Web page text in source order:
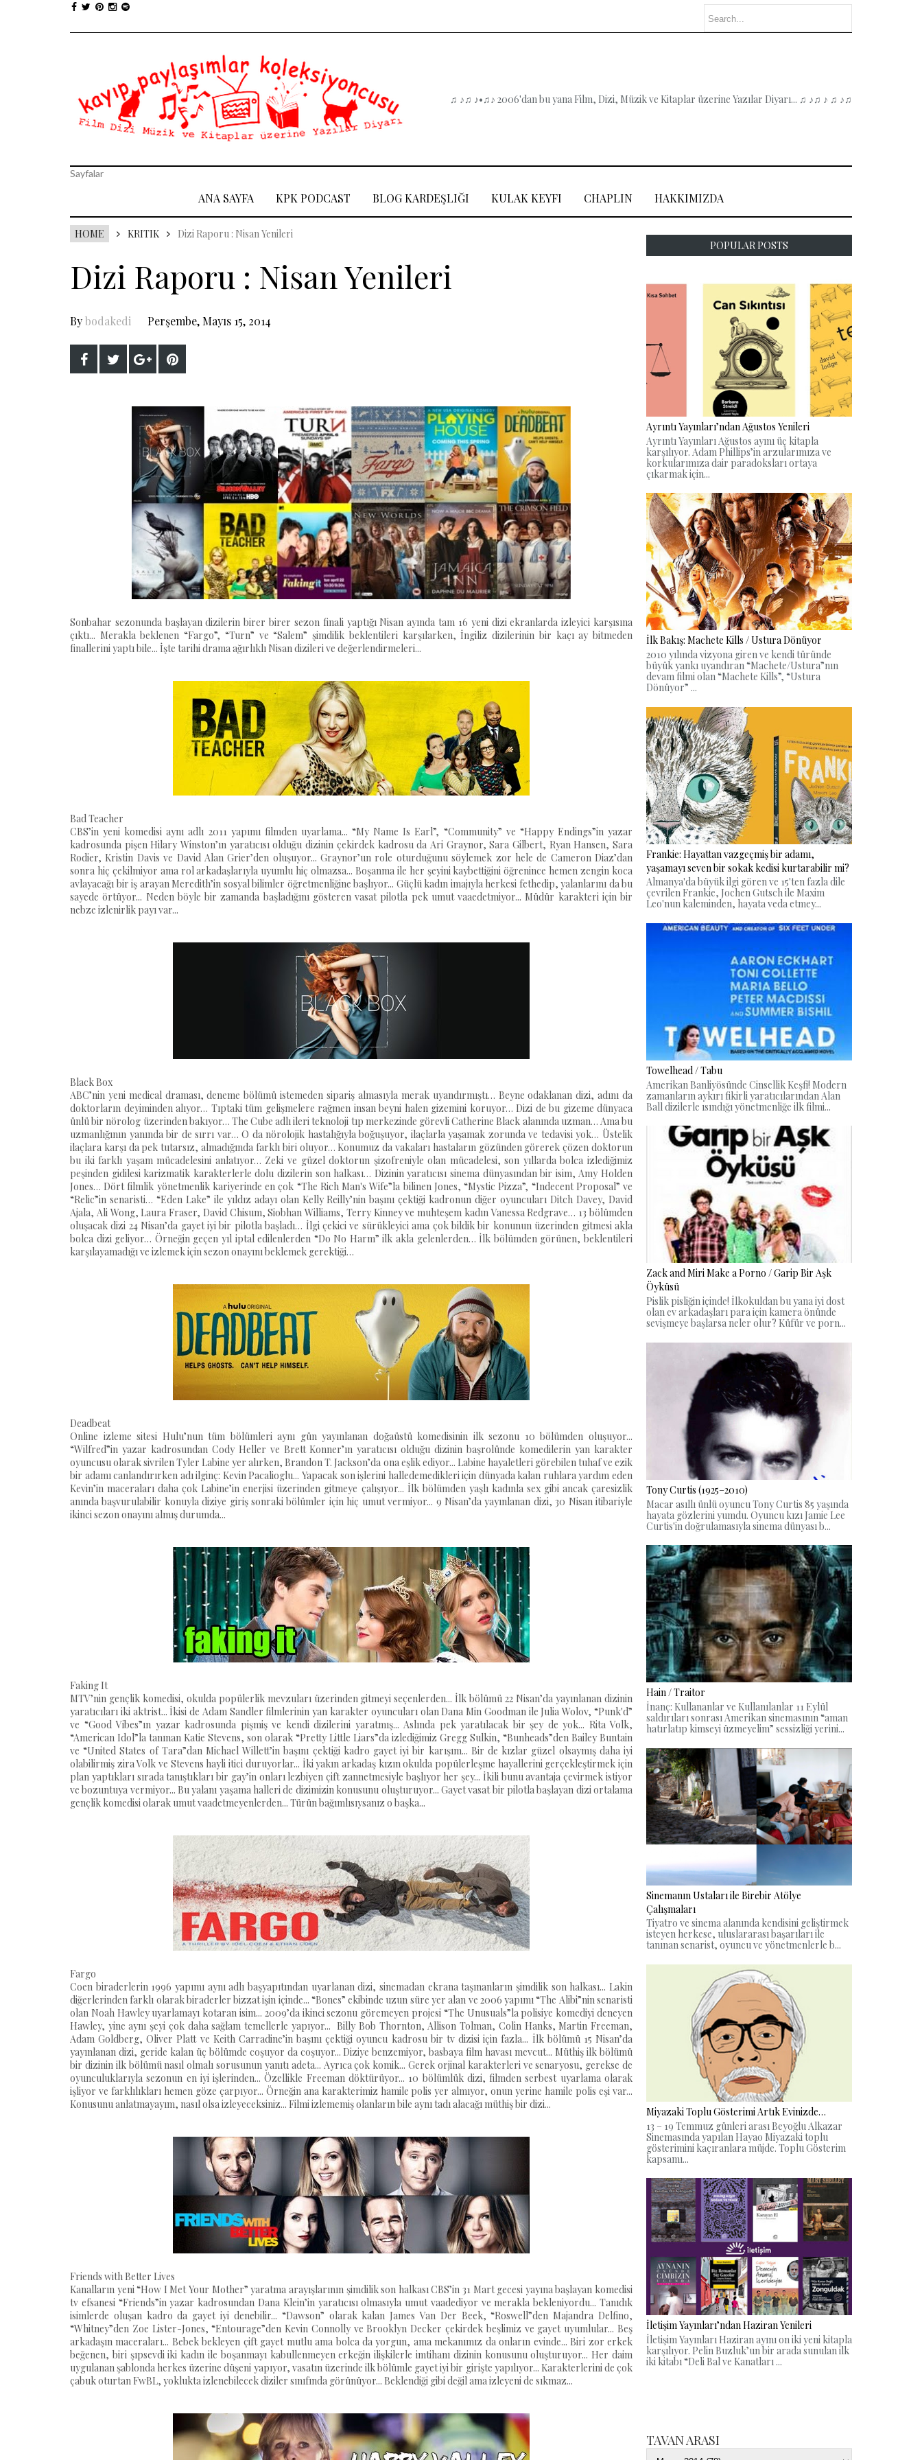
♫ ♪♫ ♪•♫♪ 2006'dan bu yana Film, Dizi, Müzik ve Kitaplar üzerine Yazılar Diyarı... ♫ ♪♫ ♪ ♫ ♪♫
Sayfalar
ANA SAYFA KPK PODCAST BLOG KARDEŞLIĞI KULAK KEYFI CHAPLIN HAKKIMIZDA
HOME KRITIK Dizi Raporu : Nisan Yenileri
Dizi Raporu : Nisan Yenileri
Bybodakedi Perşembe, Mayıs 15, 2014
Sonbahar sezonunda başlayan dizilerin birer birer sezon finali yaptığı Nisan ayında tam 16 yeni dizi ekranlarda izleyici karşısına
çıktı... Merakla beklenen “Fargo”, “Turn” ve “Salem” şimdilik beklentileri karşılarken, İngiliz dizilerinin bir kaçı ay bitmeden
finallerini yaptı bile... İşte tarihi drama ağırlıklı Nisan dizileri ve değerlendirmeleri...
Bad Teacher
CBS’in yeni komedisi aynı adlı 2011 yapımı filmden uyarlama... “My Name Is Earl”, “Community” ve “Happy Endings”in yazar
kadrosunda pişen Hilary Winston’ın yaratıcısı olduğu dizinin çekirdek kadrosu da Ari Graynor, Sara Gilbert, Ryan Hansen, Sara
Rodier, Kristin Davis ve David Alan Grier’den oluşuyor... Graynor’un role oturduğunu söylemek zor hele de Cameron Diaz’dan
sonra hiç çekilmiyor ama rol arkadaşlarıyla uyumlu hiç olmazsa... Boşanma ile her şeyini kaybettiğini öğrenince hemen zengin koca
avlayacağı bir iş arayan Meredith’in sosyal bilimler öğretmenliğine başlıyor... Güçlü kadın imajıyla herkesi fethedip, yalanlarını da bu
sayede örtüyor... Neden böyle bir zamanda başladığını gösteren vasat pilotla pek umut vaaedetmiyor... Müdür karakteri için bir
nebze izlenirlik payı var...
Black Box
ABC’nin yeni medical draması, deneme bölümü istemeden sipariş almasıyla merak uyandırmıştı… Beyne odaklanan dizi, adını da
doktorların deyiminden alıyor… Tıptaki tüm gelişmelere rağmen insan beyni halen gizemini koruyor… Dizi de bu gizeme dünyaca
ünlü bir nörolog üzerinden bakıyor… The Cube adlı ileri teknoloji tıp merkezinde görevli Catherine Black alanında uzman… Ama bu
uzmanlığının yanında bir de sırrı var… O da nörolojik hastalığıyla boğuşuyor, ilaçlarla yaşamak zorunda ve tedavisi yok… Üstelik
ilaçlara karşı da pek tutarsız, almadığında farklı biri oluyor… Konumuz da vakaları hastaların gözünden görerek çözen doktorun
bu iki farklı yaşam mücadelesini anlatıyor… Zeki ve güzel doktorun şizofreniyle olan mücadelesi, son yıllarda bolca izlediğimiz
peşinden gidilesi karizmatik karakterlerle dolu dizilerin son halkası… Dizinin yaratıcısı sinema dünyasından bir isim, Amy Holden
Jones… Dört filmlik yönetmenlik kariyerinde en çok “The Rich Man's Wife”la bilinen Jones, “Mystic Pizza”, “Indecent Proposal” ve
“Relic”in senaristi… “Eden Lake” ile yıldız adayı olan Kelly Reilly’nin başını çektiği kadronun diğer oyuncuları Ditch Davey, David
Ajala, Ali Wong, Laura Fraser, David Chisum, Siobhan Williams, Terry Kinney ve muhteşem kadın Vanessa Redgrave… 13 bölümden
oluşacak dizi 24 Nisan’da gayet iyi bir pilotla başladı… İlgi çekici ve sürükleyici ama çok bildik bir konunun üzerinden gitmesi akla
bolca dizi geliyor… Örneğin geçen yıl iptal edilenlerden “Do No Harm” ilk akla gelenlerden… İlk bölümden görünen, beklentileri
karşılayamadığı ve izlemek için sezon onayını beklemek gerektiği…
Deadbeat
Online izleme sitesi Hulu’nun tüm bölümleri aynı gün yayınlanan doğaüstü komedisinin ilk sezonu 10 bölümden oluşuyor...
“Wilfred”in yazar kadrosundan Cody Heller ve Brett Konner’ın yaratıcısı olduğu dizinin başrolünde komedilerin yan karakter
oyuncusu olarak sivrilen Tyler Labine yer alırken, Brandon T. Jackson’da ona eşlik ediyor... Labine hayaletleri görebilen tuhaf ve ezik
bir adamı canlandırırken adı ilginç: Kevin Pacalioglu... Yapacak son işlerini halledemedikleri için dünyada kalan ruhlara yardım eden
Kevin’in maceraları daha çok Labine’in enerjisi üzerinden gitmeye çalışıyor... İlk bölümden yaşlı kadınla sex gibi ancak çaresizlik
anında başvurulabilir konuyla diziye giriş sonraki bölümler için hiç umut vermiyor... 9 Nisan’da yayınlanan dizi, 30 Nisan itibariyle
ikinci sezon onayını almış durumda...
Faking It
MTV’nin gençlik komedisi, okulda popülerlik mevzuları üzerinden gitmeyi seçenlerden... İlk bölümü 22 Nisan’da yayınlanan dizinin
yaratıcıları iki aktrist... İkisi de Adam Sandler filmlerinin yan karakter oyuncuları olan Dana Min Goodman ile Julia Wolov, “Punk'd”
ve “Good Vibes”ın yazar kadrosunda pişmiş ve kendi dizilerini yaratmış... Aslında pek yaratılacak bir şey de yok... Rita Volk,
“American Idol”la tanınan Katie Stevens, son olarak “Pretty Little Liars”da izlediğimiz Gregg Sulkin, “Bunheads”den Bailey Buntain
ve “United States of Tara”dan Michael Willett’in başını çektiği kadro gayet iyi bir karışım... Bir de kızlar güzel olsaymış daha iyi
olabilirmiş zira Volk ve Stevens hayli itici duruyorlar... İki yakın arkadaş kızın okulda popülerleşme hayallerini gerçekleştirmek için
plan yaptıkları sırada tanıştıkları bir gay’in onları lezbiyen çift zannetmesiyle başlıyor her şey... İkili bunu avantaja çevirmek istiyor
ve bozuntuya vermiyor... Bu yalanı yaşama halleri de dizimizin konusunu oluşturuyor... Gayet vasat bir pilotla başlayan dizi ortalama
gençlik komedisi olarak umut vaadetmeyenlerden... Türün bağımlısıysanız o başka...
Fargo
Coen biraderlerin 1996 yapımı aynı adlı başyapıtından uyarlanan dizi, sinemadan ekrana taşınanların şimdilik son halkası... Lakin
diğerlerinden farklı olarak biraderler bizzat işin içinde... “Bones” ekibinde uzun süre yer alan ve 2006 yapımı “The Alibi”nin senaristi
olan Noah Hawley uyarlamayı kotaran isim... 2009’da ikinci sezonu göremeyen projesi “The Unusuals”la polisiye komediyi deneyen
Hawley, yine aynı şeyi çok daha sağlam temellerle yapıyor... Billy Bob Thornton, Allison Tolman, Colin Hanks, Martin Freeman,
Adam Goldberg, Oliver Platt ve Keith Carradine’in başını çektiği oyuncu kadrosu bir tv dizisi için fazla... İlk bölümü 15 Nisan’da
yayınlanan dizi, geride kalan üç bölümde coşuyor da coşuyor... Diziye benzemiyor, basbaya film havası mevcut... Müthiş ilk bölümü
bir dizinin ilk bölümü nasıl olmalı sorusunun yanıtı adeta... Ayrıca çok komik... Gerek orjinal karakterleri ve senaryosu, gerekse de
oyunculuklarıyla sezonun en iyi işlerinden... Özellikle Freeman döktürüyor... 10 bölümlük dizi, filmden serbest uyarlama olarak
işliyor ve farklılıkları hemen göze çarpıyor... Örneğin ana karakterimiz hamile polis yer almıyor, onun yerine hamile polis eşi var...
Konusunu anlatmayayım, nasıl olsa izleyeceksiniz... Filmi izlememiş olanların bile aynı tadı alacağı müthiş bir dizi...
Friends with Better Lives
Kanalların yeni “How I Met Your Mother” yaratma arayışlarının şimdilik son halkası CBS’in 31 Mart gecesi yayına başlayan komedisi
tv efsanesi “Friends”in yazar kadrosundan Dana Klein’in yaratıcısı olmasıyla umut vaadediyor ve merakla bekleniyordu... Tanıdık
isimlerde oluşan kadro da gayet iyi denebilir... “Dawson” olarak kalan James Van Der Beek, “Roswell”den Majandra Delfino,
“Whitney”den Zoe Lister-Jones, “Entourage”den Kevin Connolly ve Brooklyn Decker çekirdek beşlimiz ve gayet uyumlular... Beş
arkadaşın maceraları... Bebek bekleyen çift gayet mutlu ama bolca da yorgun, ama mekanımız da onların evinde... Biri zor erkek
beğenen, biri şıpsevdi iki kadın ile boşanmayı kabullenmeyen erkeğin ilişkilerle imtihanı dizinin konusunu oluşturuyor... Her daim
uygulanan şablonda herkes üzerine düşeni yapıyor, vasatın üzerinde ilk bölümle gayet iyi bir girişte yapılıyor... Karakterlerini de çok
çabuk oturtan FwBL, yoklukta izlenebilecek diziler sınıfında görünüyor... Beklendiği gibi değil ama izleyeni de sıkmaz...
POPULAR POSTS
Ayrıntı Yayınları’ndan Ağustos Yenileri
Ayrıntı Yayınları Ağustos ayını üç kitapla
karşılıyor. Adam Phillips’in arzularımıza ve
korkularımıza dair paradoksları ortaya
çıkarmak için...
İlk Bakış: Machete Kills / Ustura Dönüyor
2010 yılında vizyona giren ve kendi türünde
büyük yankı uyandıran “Machete/Ustura”nın
devam filmi olan “Machete Kills”, “Ustura
Dönüyor” ...
Frankie: Hayattan vazgeçmiş bir adamı,
yaşamayı seven bir sokak kedisi kurtarabilir mi?
Almanya'da büyük ilgi gören ve 15'ten fazla dile
çevrilen Frankie, Jochen Gutsch ile Maxim
Leo'nun kaleminden, hayata veda etmey...
Towelhead / Tabu
Amerikan Banliyösünde Cinsellik Keşfi! Modern
zamanların aykırı fikirli yaratıcılarından Alan
Ball dizilerle ısındığı yönetmenliğe ilk filmi...
Zack and Miri Make a Porno / Garip Bir Aşk
Öyküsü
Pislik pisliğin içinde! İlkokuldan bu yana iyi dost
olan ev arkadaşları para için kamera önünde
sevişmeye başlarsa neler olur? Küfür ve porn...
Tony Curtis (1925–2010)
Macar asıllı ünlü oyuncu Tony Curtis 85 yaşında
hayata gözlerini yumdu. Oyuncu kızı Jamie Lee
Curtis'in doğrulamasıyla sinema dünyası b...
Hain / Traitor
İnanç: Kullananlar ve Kullanılanlar 11 Eylül
saldırıları sonrası Amerikan sinemasının “aman
hatırlatıp kimseyi üzmeyelim” sessizliği yerini...
Sinemanın Ustaları ile Birebir Atölye
Çalışmaları
Tiyatro ve sinema alanında kendisini geliştirmek
isteyen herkese, uluslararası başarıları ile
tanınan senarist, oyuncu ve yönetmenlerle b...
Miyazaki Toplu Gösterimi Artık Evinizde…
13 – 19 Temmuz günleri arası Beyoğlu Alkazar
Sinemasında yapılan Hayao Miyazaki toplu
gösterimini kaçıranlara müjde. Toplu Gösterim
kapsamı...
İletişim Yayınları’ndan Haziran Yenileri
İletişim Yayınları Haziran ayını on iki yeni kitapla
karşılıyor. Pelin Buzluk’un bir arada sunulan ilk
iki kitabı “Deli Bal ve Kanatları ...
TAVAN ARASI